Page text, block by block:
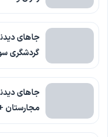
گردشگری
جاهای
مجارستان